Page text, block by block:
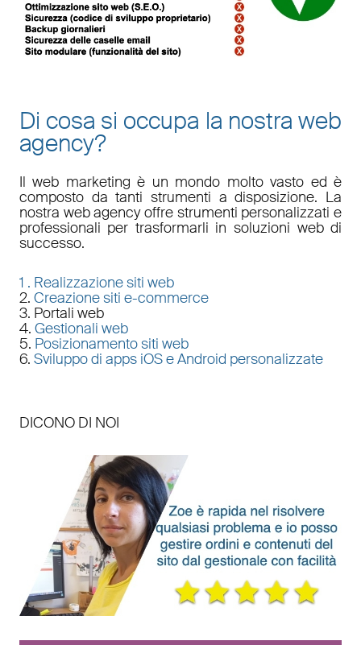
Di cosa si occupa la nostra web
agency?
Ilweb marketing è un mondo molto vasto ed è
composto da tanti strumenti a disposizione. La
nostra web agencyoffre strumenti personalizzati e
professionali per trasformarli in soluzioni web di
successo.
1 . Realizzazione siti web
2. Creazione siti e-commerce
3. Portali web
4. Gestionali web
5. Posizionamento siti web
6. Sviluppo di apps iOS e Android personalizzate
DICONO DI NOI